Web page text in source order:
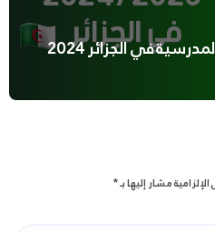
في الجزائر 2024
مشار إليها بـ*